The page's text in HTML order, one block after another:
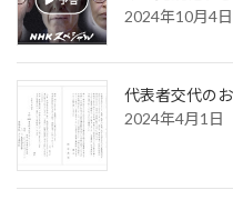
2024年10月4日
代表者交代の
2024年4月1日